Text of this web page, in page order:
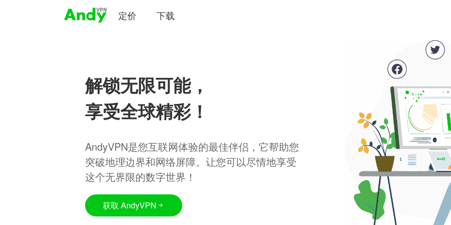
定价 下载
解锁无限可能，
享受全球精彩！
AndyVPN是您互联网体验的最佳伴侣，它帮助您
突破地理边界和网络屏障。让您可以尽情地享受
这个无界限的数字世界！
获取 AndyVPN